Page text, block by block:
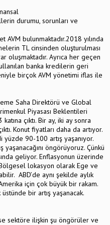
durumu, sorunları ve
AVM bulunmaktadır.2018 yılında
TL cinsinden oluşturulması
oluşmaktadır. Ayrıca her geçen
banka kredilerin geri
birçok AVM yönetimi iflas ile
Saha Direktörü ve Global
Piyasası Beklentileri
çıktı. Bir ay, iki ay sonra
Konut fiyatları daha da artıyor.
90-100 artış yaşanıyor.
öngörüyoruz. Çünkü
geliyor. Enflasyonun üzerinde
lokasyon olarak Ege ve
ABD’de aynı şekilde aylık
için çok büyük bir rakam.
bir artış yaşanacak.
sektöre ilişkin şu öngörüler ve